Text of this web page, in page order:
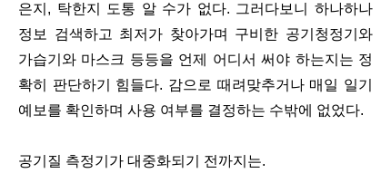
은지, 탁한지 도통 알 수가 없다. 그러다보니 하나하나
정보 검색하고 최저가 찾아가며 구비한 공기청정기와
가습기와 마스크 등등을 언제 어디서 써야 하는지는 정
확히 판단하기 힘들다. 감으로 때려맞추거나 매일 일기
예보를 확인하며 사용 여부를 결정하는 수밖에 없었다.
공기질 측정기가 대중화되기 전까지는.